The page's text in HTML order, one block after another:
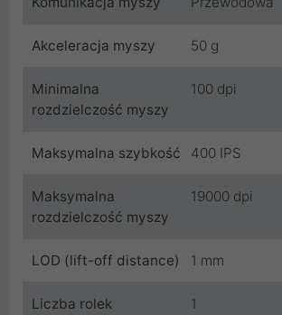
Akceleracja myszy 50 g
Minimalna
rozdzielczość myszy
100 dpi
Maksymalna szybkość 400 IPS
Maksymalna
rozdzielczość myszy
19000 dpi
LOD (lift-off distance) 1 mm
Liczba rolek 1